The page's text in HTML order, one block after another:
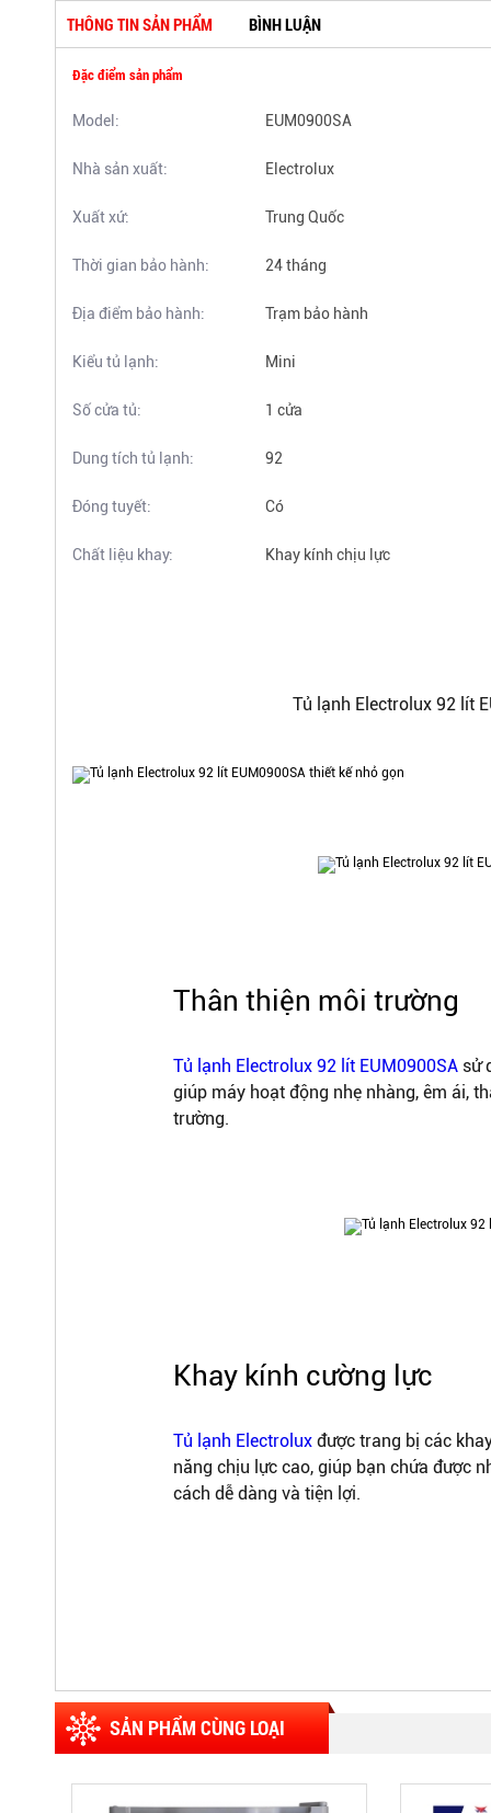
THÔNG TIN SẢN PHẨM BÌNH LUẬN
Đặc điểm sản phẩm
Model: EUM0900SA
Nhà sản xuất: Electrolux
Xuất xứ: Trung Quốc
Thời gian bảo hành: 24 tháng
Địa điểm bảo hành: Trạm bảo hành
Kiểu tủ lạnh: Mini
Số cửa tủ: 1 cửa
Dung tích tủ lạnh: 92
Đóng tuyết: Có
Chất liệu khay: Khay kính chịu lực
831 mm
Tủ lạnh Electrolux 92 lít
Thân thiện môi trường
Tủ lạnh Electrolux 92 lít EUM0900SAsử
giúp máy hoạt động nhẹ nhàng, êm ái,
trường.
Khay kính cường lực
Tủ lạnh Electroluxđược trang bị các
năng chịu lực cao, giúp bạn chứa được
cách dễ dàng và tiện lợi.
SẢN PHẨM CÙNG LOẠI